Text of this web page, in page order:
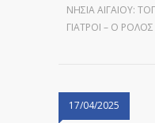
ΝΗΣΙΆ ΑΙΓΑΊΟΥ:
ΓΙΑΤΡΟΊ – Ο
17/04/2025